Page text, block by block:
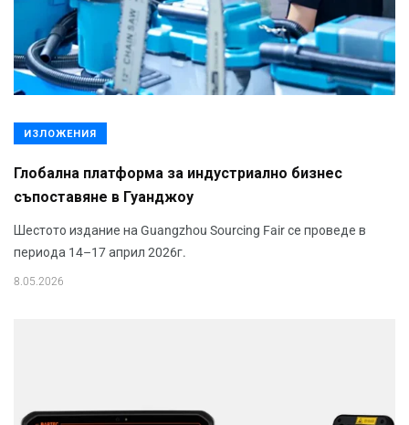
ИЗЛОЖЕНИЯ
Глобална платформа за индустриално бизнес
съпоставяне в Гуанджоу
Шестото издание на Guangzhou Sourcing Fair се проведе в
периода 14–17 април 2026г.
8.05.2026